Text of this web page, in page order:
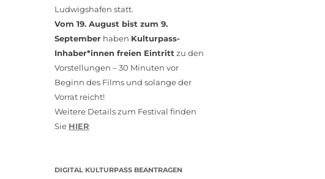
Ludwigshafen statt.
Vom 19. August bist zum 9.
September haben Kulturpass-
Inhaber*innen freien Eintritt zu den
Vorstellungen – 30 Minuten vor
Beginn des Films und solange der
Vorrat reicht!
Weitere Details zum Festival finden
Sie HIER
DIGITAL KULTURPASS BEANTRAGEN